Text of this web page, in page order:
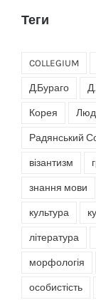
Теги
COLLEGIUM
Д.Бураго
Корея
Радянський
візантизм
знання мови
культура
література
морфологія
особистість